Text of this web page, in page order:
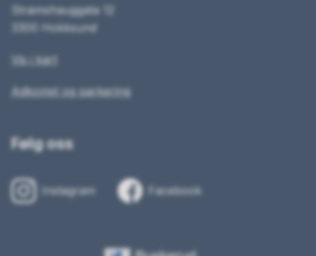
Strømshauggata 12
3300 Hokksund
Vis i kart
Adkomst og parkering
Følg oss
Instagram Facebook